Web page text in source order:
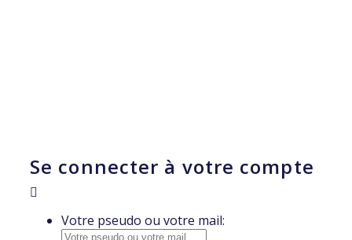
Se connecter à votre compte
Votre pseudo ou votre mail: